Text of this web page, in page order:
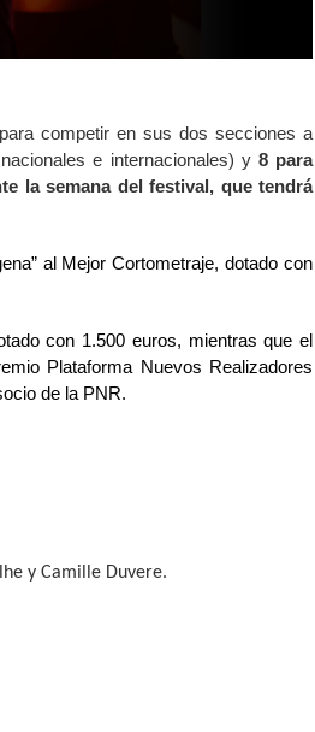
competir en sus dos secciones a
e internacionales) y 8 para
la semana del festival, que tendrá
al Mejor Cortometraje, dotado con
con 1.500 euros, mientras que el
Plataforma Nuevos Realizadores
de la PNR.
y Camille Duvere.